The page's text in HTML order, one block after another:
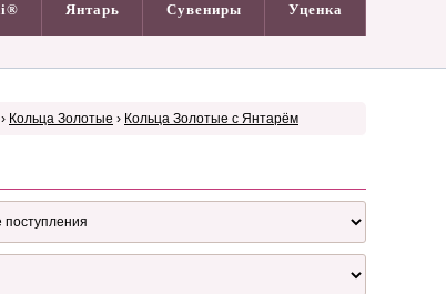
Янтарь Сувениры Уценка
› Кольца Золотые › Кольца Золотые с Янтарём